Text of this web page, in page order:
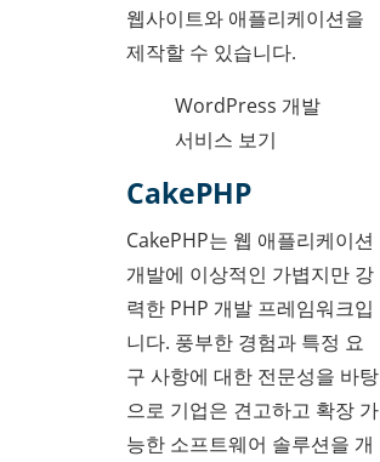
웹사이트와 애플리케이션을
제작할 수 있습니다.
WordPress 개발
서비스 보기
CakePHP
CakePHP는 웹 애플리케이션
개발에 이상적인 가볍지만 강
력한 PHP 개발 프레임워크입
니다. 풍부한 경험과 특정 요
구 사항에 대한 전문성을 바탕
으로 기업은 견고하고 확장 가
능한 소프트웨어 솔루션을 개